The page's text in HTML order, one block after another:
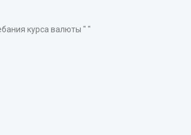
курса валюты " "